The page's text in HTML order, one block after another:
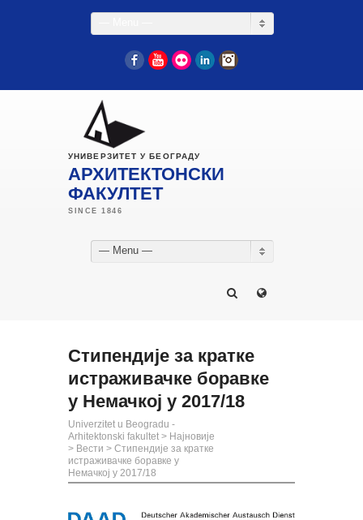
FacebookYouTube
Flickr LinkedIn
УНИВЕРЗИТЕТ У БЕОГРАДУ
АРХИТЕКТОНСКИ
ФАКУЛТЕТ
— Menu —
Стипендије за кратке
истраживачке боравке
у Немачкој у 2017/18
Univerzitet u Beogradu -
Arhitektonski fakultet > Најновије
> Вести > Стипендије за кратке
истраживачке боравке у
Немачкој у 2017/18